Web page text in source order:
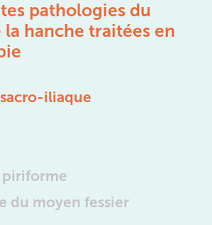
pathologies du
la hanche traitées en
iliaque
piriforme
du moyen fessier
00 33
CASSETTE
75006 Paris
75006 Paris
06 95